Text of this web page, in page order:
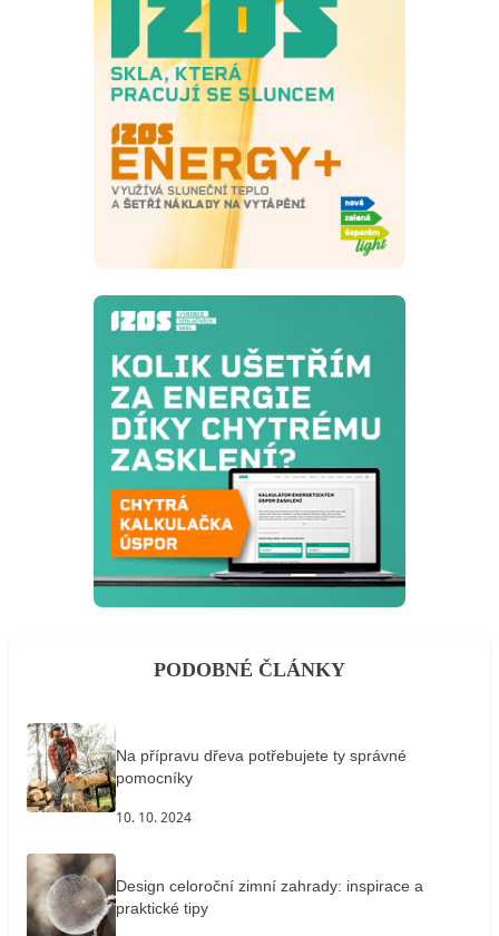
PODOBNÉ ČLÁNKY
Na přípravu dřeva potřebujete ty správné
pomocníky
10. 10. 2024
Design celoroční zimní zahrady: inspirace a
praktické tipy